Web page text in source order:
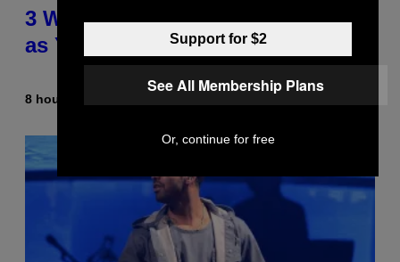
3 Ways Your Music Taste Changes
as You Get Older
8 hours ago
Support for $2
See All Membership Plans
Or, continue for free